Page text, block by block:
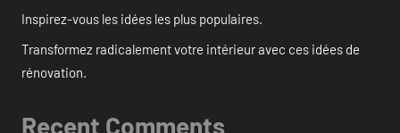
Inspirez-vous les idées les plus populaires.
Transformez radicalement votre intérieur avec ces idées de
rénovation.
Recent Comments